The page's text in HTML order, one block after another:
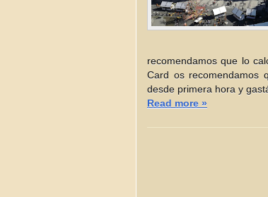
recomendamos que lo
Card os recomendamos
desde primera hora y
Read more »